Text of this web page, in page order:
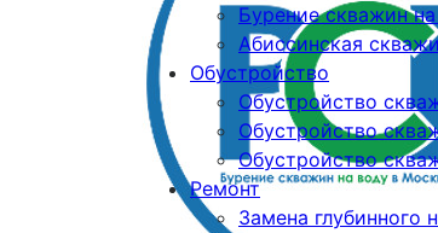
Бурение скважин
Абиссинская
Обустройство
Обустройство
Обустройство
Обустройство
Ремонт
Замена глубинного